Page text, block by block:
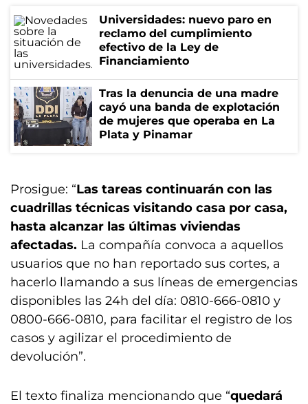
Universidades: nuevo paro en
reclamo del cumplimiento
efectivo de la Ley de
Financiamiento
Tras la denuncia de una madre
cayó una banda de explotación
de mujeres que operaba en La
Plata y Pinamar
Prosigue: “Las tareas continuarán con las
cuadrillas técnicas visitando casa por casa,
hasta alcanzar las últimas viviendas
afectadas. La compañía convoca a aquellos
usuarios que no han reportado sus cortes, a
hacerlo llamando a sus líneas de emergencias
disponibles las 24h del día: 0810-666-0810 y
0800-666-0810, para facilitar el registro de los
casos y agilizar el procedimiento de
devolución”.
El texto finaliza mencionando que “quedará